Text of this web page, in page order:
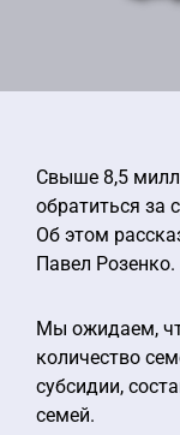
Свыше 8,5
обратиться за
Об этом
Павел Розенко.
Мы ожидаем,
количество
субсидии,
семей.